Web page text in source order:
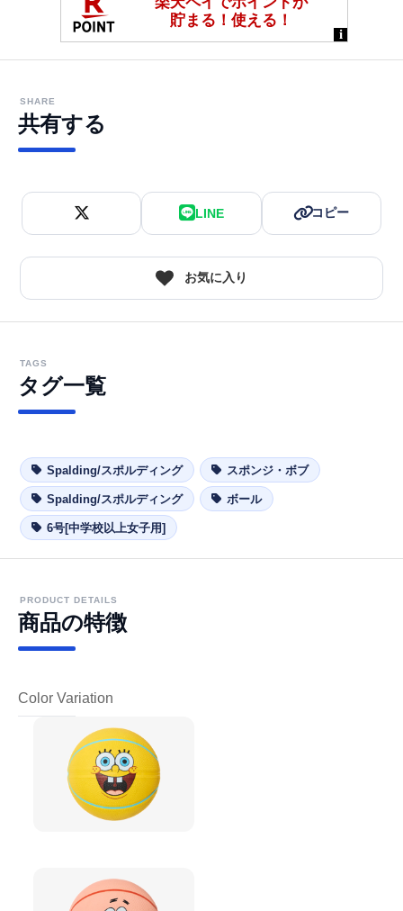
SHARE
共有する
LINE コピー
お気に入り
TAGS
タグ一覧
Spalding/スポルディング スポンジ・ボブ
Spalding/スポルディング ボール
6号[中学校以上女子用]
PRODUCT DETAILS
商品の特徴
Color Variation